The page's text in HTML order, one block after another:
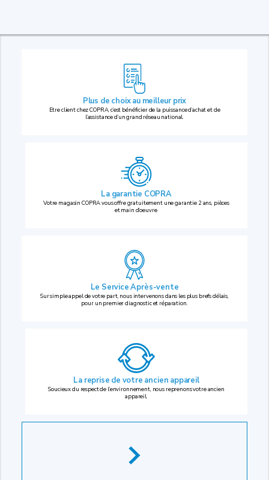
Plus de choix au meilleur prix
Etre client chez COPRA, c’est bénéficier de la puissance d’achat et de
l’assistance d’un grand réseau national.
La garantie COPRA
Votre magasin COPRA vous offre gratuitement une garantie 2 ans, pièces
et main d’oeuvre.
Le Service Après-vente
Sur simple appel de votre part, nous intervenons dans les plus brefs délais,
pour un premier diagnostic et réparation.
La reprise de votre ancien appareil
Soucieux du respect de l’environnement, nous reprenons votre ancien
appareil.